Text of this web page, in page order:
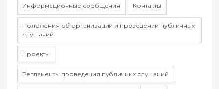
Информационные сообщения Контакты
Положения об организации и проведении публичных
слушаний
Проекты
Регламенты проведения публичных слушаний